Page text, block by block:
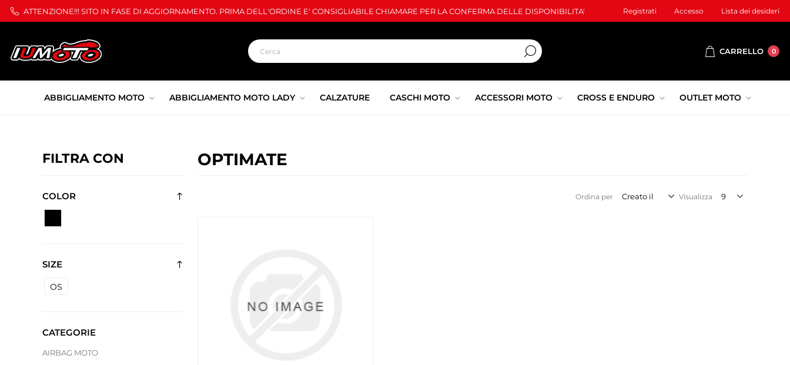
ATTENZIONE!!! SITO IN FASE DI AGGIORNAMENTO. PRIMA DELL'ORDINE E' CONSIGLIABILE CHIAMARE PER LA CONFERMA DELLE DISPONIBILITA' Registrati Accesso Lista dei desideri
CARRELLO 0
ABBIGLIAMENTO MOTO ABBIGLIAMENTO MOTO LADY CALZATURE CASCHI MOTO ACCESSORI MOTO CROSS E ENDURO OUTLET MOTO
FILTRA CON
COLOR
SIZE
OS
CATEGORIE
AIRBAG MOTO
OPTIMATE
Ordina per Visualizza